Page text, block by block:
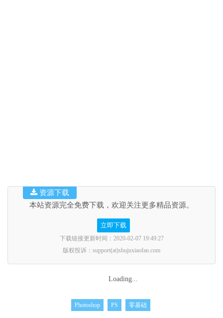
本站资源完全免费下载，欢迎关注更多精品资源。
立即下载
下载链接更新时间：2020-02-07 19:49:27
版权投诉：support(at)shujuxiaofan.com
资源下载
Loading...
Photoshop PS 零基础